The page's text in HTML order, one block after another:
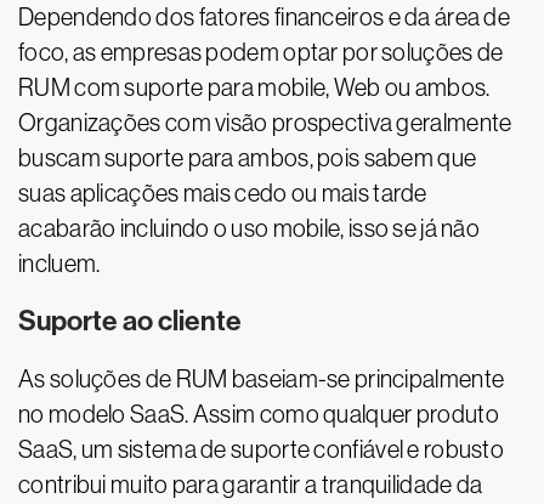
Dependendo dos fatores financeiros e da área de
foco, as empresas podem optar por soluções de
RUM com suporte para mobile, Web ou ambos.
Organizações com visão prospectiva geralmente
buscam suporte para ambos, pois sabem que
suas aplicações mais cedo ou mais tarde
acabarão incluindo o uso mobile, isso se já não
incluem.
Suporte ao cliente
As soluções de RUM baseiam-se principalmente
no modelo SaaS. Assim como qualquer produto
SaaS, um sistema de suporte confiável e robusto
contribui muito para garantir a tranquilidade da